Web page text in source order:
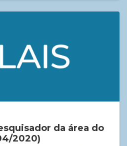
da área do
2020)